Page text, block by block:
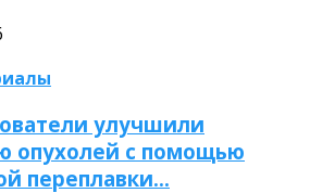
улучшили
опухолей с помощью
переплавки…